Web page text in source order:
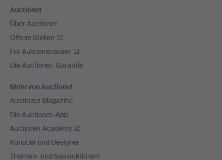
Auctionet
Über Auctionet
Offene Stellen
Für Auktionshäuser
Die Auctionet-Garantie
Mehr von Auctionet
Auctionet Magazine
Die Auctionet-App
Auctionet Academy
Künstler und Designer
Themen- und Saalauktionen